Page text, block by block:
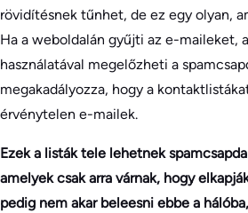
rövidítésnek tűnhet, de ez egy olyan,
Ha a weboldalán gyűjti az e-maileket,
használatával megelőzheti a
megakadályozza, hogy a
érvénytelen e-mailek.
Ezek a listák tele lehetnek
amelyek csak arra várnak, hogy
pedig nem akar beleesni ebbe a